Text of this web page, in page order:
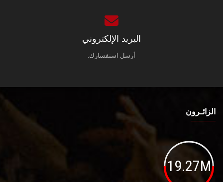
البريد الإلكتروني
أرسل استفسارك.
الزائـرون
19.27M